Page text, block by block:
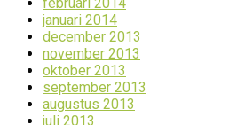
januari 2014
december 2013
november 2013
oktober 2013
september 2013
augustus 2013
juli 2013